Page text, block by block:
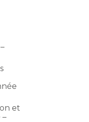
et
–